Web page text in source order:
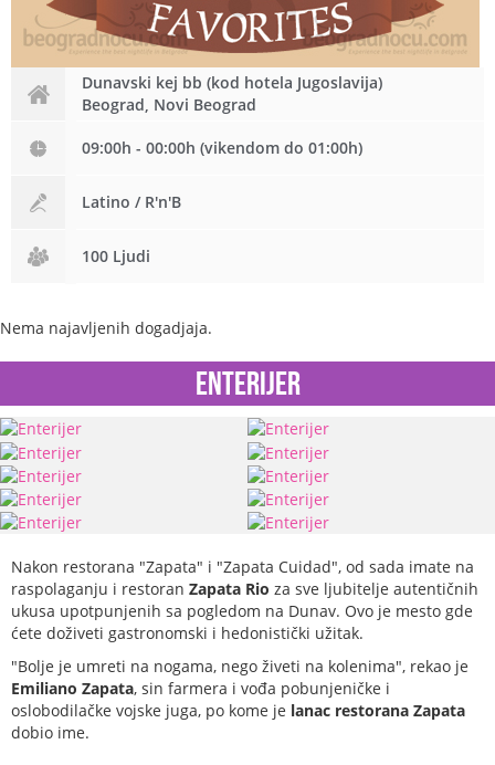
Dunavski kej bb (kod hotela Jugoslavija)
Beograd, Novi Beograd
09:00h - 00:00h (vikendom do 01:00h)
Latino / R'n'B
100 Ljudi
Nema najavljenih dogadjaja.
Enterijer
Nakon restorana "Zapata" i "Zapata Cuidad", od sada imate na
raspolaganju i restoran Zapata Rio za sve ljubitelje autentičnih
ukusa upotpunjenih sa pogledom na Dunav. Ovo je mesto gde
ćete doživeti gastronomski i hedonistički užitak.
"Bolje je umreti na nogama, nego živeti na kolenima", rekao je
Emiliano Zapata, sin farmera i vođa pobunjeničke i
oslobodilačke vojske juga, po kome je lanac restorana Zapata
dobio ime.